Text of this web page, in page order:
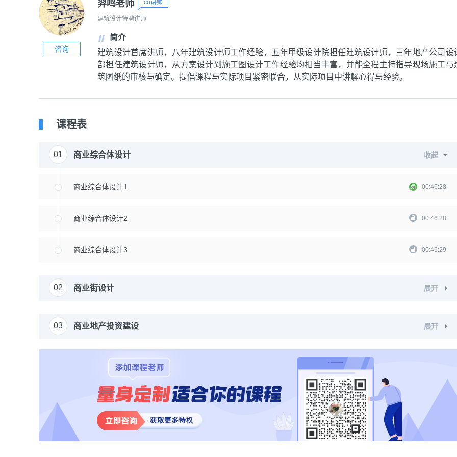
咨询
羿鸣老师 co讲师
建筑设计特聘讲师
简介
建筑设计首席讲师，八年建筑设计师工作经验，五年甲级设计院担任建筑设计师，三年地产公司设
部担任建筑设计师，从方案设计到施工图设计工作经验均相当丰富，并能全程主持指导现场施工与
筑图纸的审核与确定。提倡课程与实际项目紧密联合，从实际项目中讲解心得与经验。
课程表
01 商业综合体设计 收起
商业综合体设计1 00:46:28
商业综合体设计2 00:46:28
商业综合体设计3 00:46:29
02 商业街设计 展开
03 商业地产投资建设 展开